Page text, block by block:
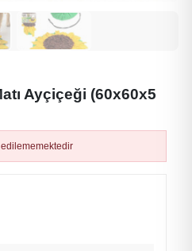
Ayçiçeği (60x60x5